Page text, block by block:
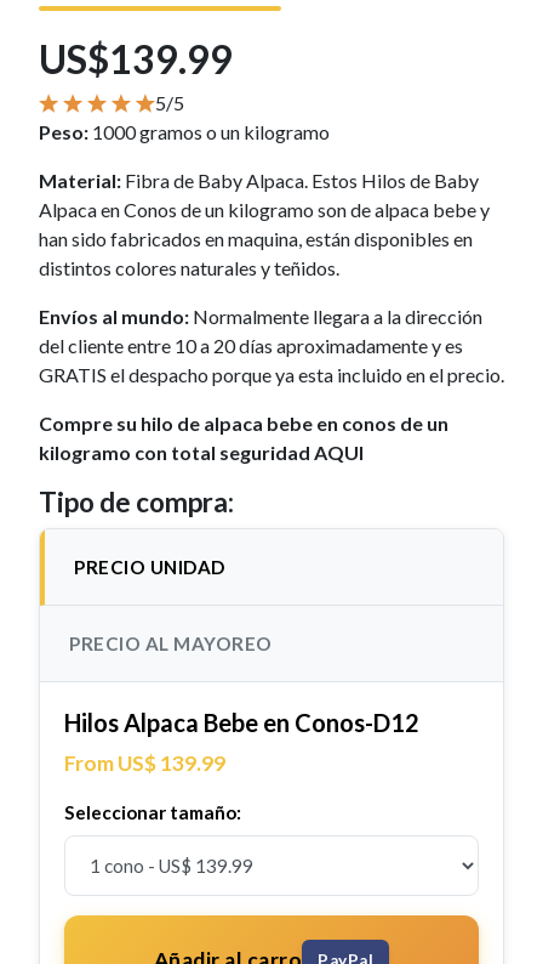
US$139.99
5/5
Peso: 1000 gramos o un kilogramo
Material: Fibra de Baby Alpaca. Estos Hilos de Baby
Alpaca en Conos de un kilogramo son de alpaca bebe y
han sido fabricados en maquina, están disponibles en
distintos colores naturales y teñidos.
Envíos al mundo: Normalmente llegara a la dirección
del cliente entre 10 a 20 días aproximadamente y es
GRATIS el despacho porque ya esta incluido en el precio.
Compre su hilo de alpaca bebe en conos de un
kilogramo con total seguridad AQUI
Tipo de compra:
PRECIO UNIDAD
PRECIO AL MAYOREO
Hilos Alpaca Bebe en Conos-D12
From US$ 139.99
Seleccionar tamaño:
PayPal